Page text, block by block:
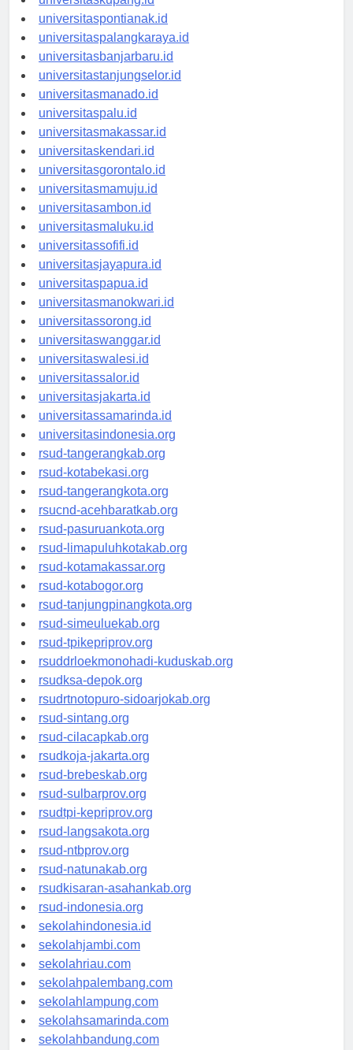
universitaspontianak.id
universitaspalangkaraya.id
universitasbanjarbaru.id
universitastanjungselor.id
universitasmanado.id
universitaspalu.id
universitasmakassar.id
universitaskendari.id
universitasgorontalo.id
universitasmamuju.id
universitasambon.id
universitasmaluku.id
universitassofifi.id
universitasjayapura.id
universitaspapua.id
universitasmanokwari.id
universitassorong.id
universitaswanggar.id
universitaswalesi.id
universitassalor.id
universitasjakarta.id
universitassamarinda.id
universitasindonesia.org
rsud-tangerangkab.org
rsud-kotabekasi.org
rsud-tangerangkota.org
rsucnd-acehbaratkab.org
rsud-pasuruankota.org
rsud-limapuluhkotakab.org
rsud-kotamakassar.org
rsud-kotabogor.org
rsud-tanjungpinangkota.org
rsud-simeuluekab.org
rsud-tpikepriprov.org
rsuddrloekmonohadi-kuduskab.org
rsudksa-depok.org
rsudrtnotopuro-sidoarjokab.org
rsud-sintang.org
rsud-cilacapkab.org
rsudkoja-jakarta.org
rsud-brebeskab.org
rsud-sulbarprov.org
rsudtpi-kepriprov.org
rsud-langsakota.org
rsud-ntbprov.org
rsud-natunakab.org
rsudkisaran-asahankab.org
rsud-indonesia.org
sekolahindonesia.id
sekolahjambi.com
sekolahriau.com
sekolahpalembang.com
sekolahlampung.com
sekolahsamarinda.com
sekolahbandung.com